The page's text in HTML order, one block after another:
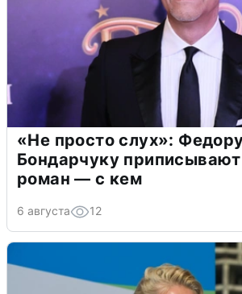
«Не просто слух»:
Бондарчуку
роман — с кем
6 августа 12